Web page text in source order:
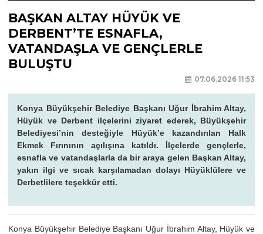
BAŞKAN ALTAY HÜYÜK VE
DERBENT’TE ESNAFLA,
VATANDAŞLA VE GENÇLERLE
BULUŞTU
07.06.2026 11:53
Konya Büyükşehir Belediye Başkanı Uğur İbrahim Altay,
Hüyük ve Derbent ilçelerini ziyaret ederek, Büyükşehir
Belediyesi’nin desteğiyle Hüyük’e kazandırılan Halk
Ekmek Fırınının açılışına katıldı. İlçelerde gençlerle,
esnafla ve vatandaşlarla da bir araya gelen Başkan Altay,
yakın ilgi ve sıcak karşılamadan dolayı Hüyüklülere ve
Derbetlilere teşekkür etti.
Konya Büyükşehir Belediye Başkanı Uğur İbrahim Altay, Hüyük ve